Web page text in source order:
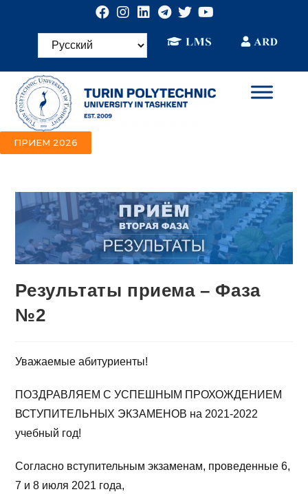
ПРИЕМ 2026
Результаты приема – Фаза
№2
Уважаемые абитуриенты!
ПОЗДРАВЛЯЕМ С УСПЕШНЫМ ПРОХОЖДЕНИЕМ
ВСТУПИТЕЛЬНЫХ ЭКЗАМЕНОВ на 2021-2022
учебный год!
Согласно вступительным экзаменам, проведенные 6,
7 и 8 июля 2021 года,